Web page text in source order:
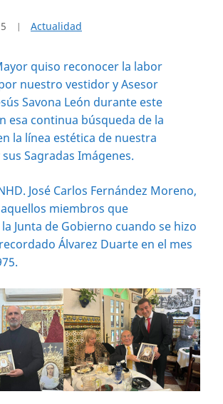
Actualidad
quiso reconocer la labor
nuestro vestidor y Asesor
Savona León durante este
esa continua búsqueda de la
la línea estética de nuestra
Sagradas Imágenes.
José Carlos Fernández Moreno,
miembros que
Junta de Gobierno cuando se hizo
Álvarez Duarte en el mes